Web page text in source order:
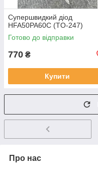
Супершвидкий діод
HFA50PA60C (TO-247)
Готово до відправки
770 ₴
Купити
Про нас